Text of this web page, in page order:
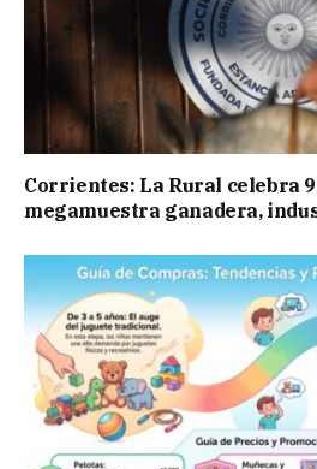
Corrientes: La Rural celebra
megamuestra ganadera,